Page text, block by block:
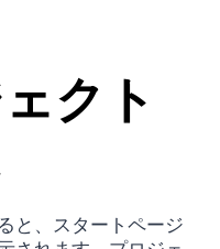
クト
と、スタートページ